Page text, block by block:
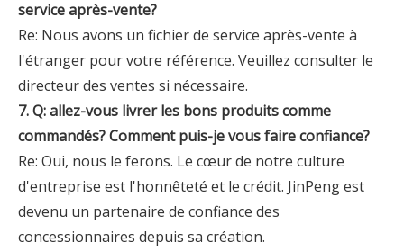
service après-vente?
Re: Nous avons un fichier de service après-vente à
l'étranger pour votre référence. Veuillez consulter le
directeur des ventes si nécessaire.
7. Q: allez-vous livrer les bons produits comme
commandés? Comment puis-je vous faire confiance?
Re: Oui, nous le ferons. Le cœur de notre culture
d'entreprise est l'honnêteté et le crédit. JinPeng est
devenu un partenaire de confiance des
concessionnaires depuis sa création.